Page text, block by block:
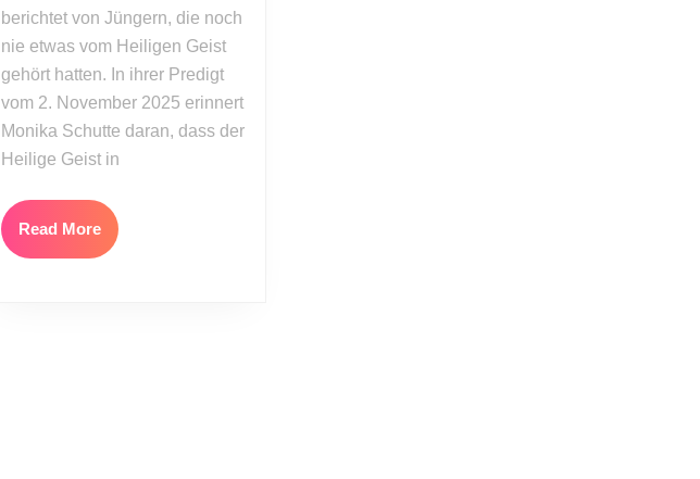
(Gegenwärtig,
Teil
4)
berichtet von Jüngern, die noch
nie etwas vom Heiligen Geist
gehört hatten. In ihrer Predigt
vom 2. November 2025 erinnert
Monika Schutte daran, dass der
Heilige Geist in
Read MoreRead
More